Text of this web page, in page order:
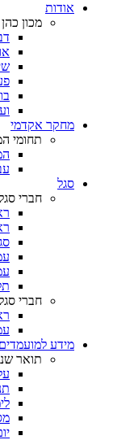
אודות
מכון כהן
מחקר אקדמי
תחומי
סגל
חברי
חברי
מידע למועמדים
תואר